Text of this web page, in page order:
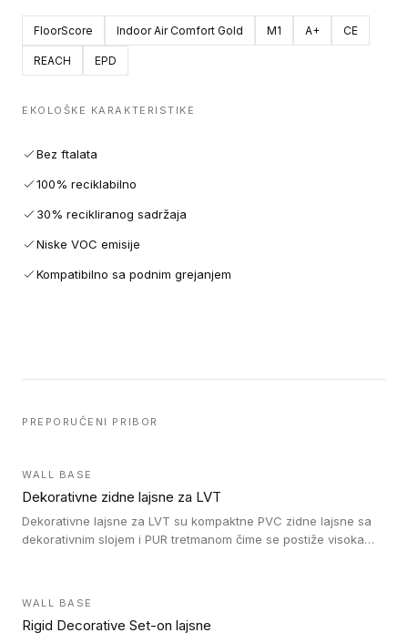
FloorScore Indoor Air Comfort Gold M1 A+ CE
REACH EPD
EKOLOŠKE KARAKTERISTIKE
Bez ftalata
100% reciklabilno
30% recikliranog sadržaja
Niske VOC emisije
Kompatibilno sa podnim grejanjem
PREPORUČENI PRIBOR
WALL BASE
Dekorativne zidne lajsne za LVT
Dekorativne lajsne za LVT su kompaktne PVC zidne lajsne sa
dekorativnim slojem i PUR tretmanom čime se postiže visoka
WALL BASE
Rigid Decorative Set-on lajsne